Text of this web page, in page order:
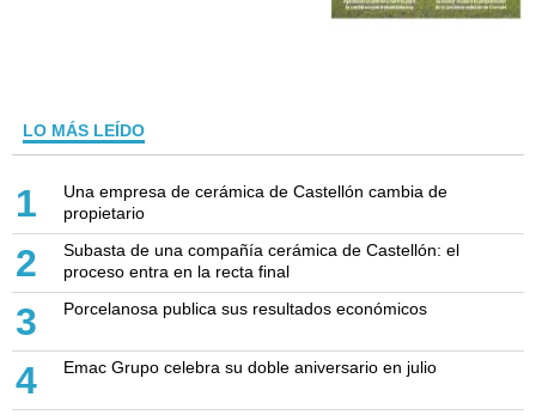
LO MÁS LEÍDO
1
Una empresa de cerámica de Castellón cambia de
propietario
2
Subasta de una compañía cerámica de Castellón: el
proceso entra en la recta final
3 Porcelanosa publica sus resultados económicos
4 Emac Grupo celebra su doble aniversario en julio